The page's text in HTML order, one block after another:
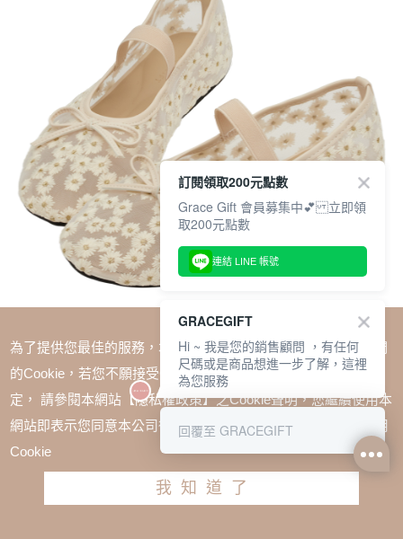
春日花園蝴蝶結網紗平底瑪莉珍鞋 杏
為了提供您最佳的服務，本網站會在您的電腦中放置並取用我們
的Cookie，若您不願接受Cookie時應如何變更電腦的Cookie設
定， 請參閱本網站【隱私權政策】之Cookie聲明，您繼續使用本
網站即表示您同意本公司得按本網站使用條款之Cookie聲明使用
Cookie
我知道了
訂閱領取200元點數
Grace Gift 會員募集中💕 立即領
取200元點數
連結 LINE 帳號
GRACEGIFT
Hi ~ 我是您的銷售顧問 ，有任何
尺碼或是商品想進一步了解，這裡
為您服務
回覆至 GRACEGIFT